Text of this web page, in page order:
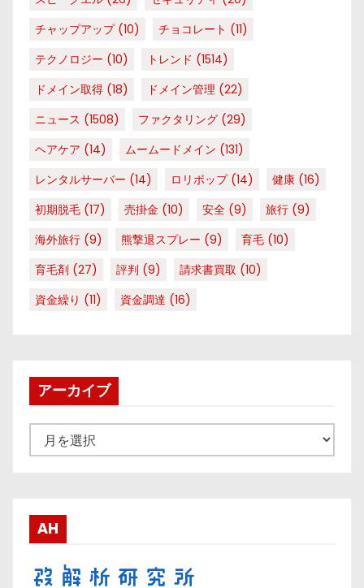
チャップアップ(10) チョコレート (11)
テクノロジー (10) トレンド (1514)
ドメイン取得 (18) ドメイン管理 (22)
ニュース (1508) ファクタリング (29)
ヘアケア (14) ムームードメイン (131)
レンタルサーバー (14) ロリポップ(14) 健康 (16)
初期脱毛 (17) 売掛金 (10) 安全 (9) 旅行 (9)
海外旅行 (9) 熊撃退スプレー (9) 育毛 (10)
育毛剤 (27) 評判 (9) 請求書買取 (10)
資金繰り (11) 資金調達 (16)
アーカイブ
ー
ブ
AH